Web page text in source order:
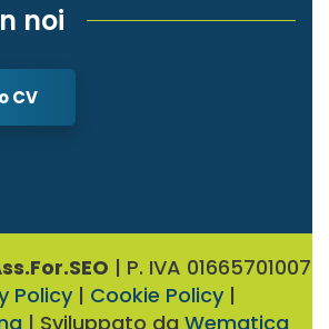
noi
CV
| P. IVA 01665701007
Policy | Cookie Policy |
| Sviluppato da Wematica